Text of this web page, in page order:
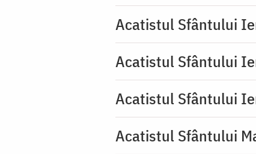
Acatistul Sfântului
Acatistul Sfântului
Acatistul Sfântului
Acatistul Sfântului